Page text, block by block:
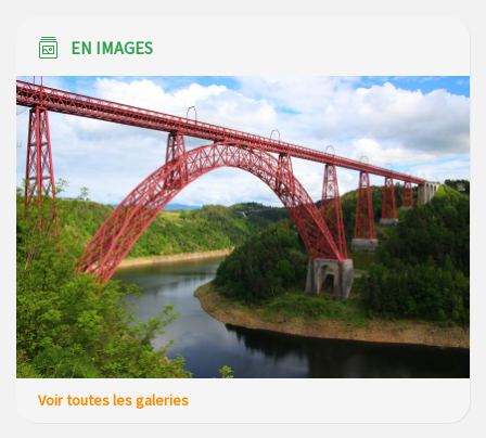
EN IMAGES
Voir toutes les galeries